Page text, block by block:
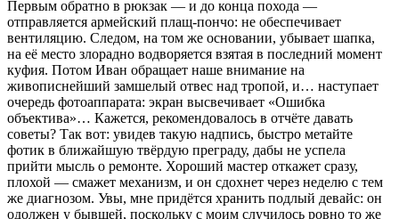
Первым обратно в рюкзак — и до конца похода —
отправляется армейский плащ-пончо: не обеспечивает
вентиляцию. Следом, на том же основании, убывает шапка,
на её место злорадно водворяется взятая в последний момент
куфия. Потом Иван обращает наше внимание на
живописнейший замшелый отвес над тропой, и… наступает
очередь фотоаппарата: экран высвечивает «Ошибка
объектива»… Кажется, рекомендовалось в отчёте давать
советы? Так вот: увидев такую надпись, быстро метайте
фотик в ближайшую твёрдую преграду, дабы не успела
прийти мысль о ремонте. Хороший мастер откажет сразу,
плохой — смажет механизм, и он сдохнет через неделю с тем
же диагнозом. Увы, мне придётся хранить подлый девайс: он
одолжен у бывшей, поскольку с моим случилось ровно то же